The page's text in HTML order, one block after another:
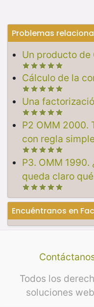
Problemas
Un producto de
Cálculo de la
Una
P2 OMM 2000.
con regla
P3. OMM 1990.
queda claro
Encuéntranos en
Todos los
soluciones web